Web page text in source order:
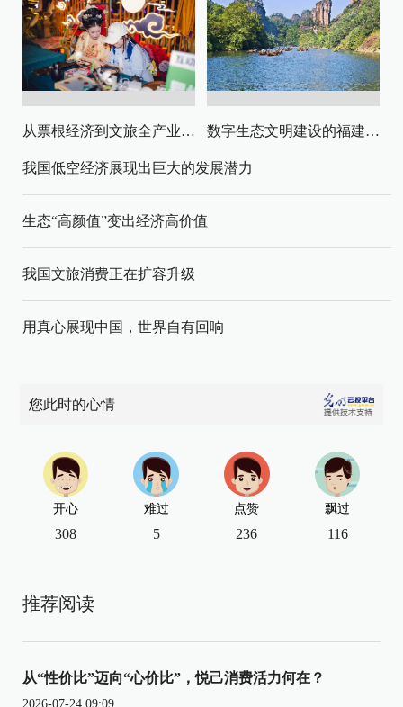
从票根经济到文旅全产业链升级 数字生态文明建设的福建路径与启示
我国低空经济展现出巨大的发展潜力
生态“高颜值”变出经济高价值
我国文旅消费正在扩容升级
用真心展现中国，世界自有回响
您此时的心情
开心
308
难过
5
点赞
236
飘过
116
推荐阅读
从“性价比”迈向“心价比”，悦己消费活力何在？
2026-07-24 09:09